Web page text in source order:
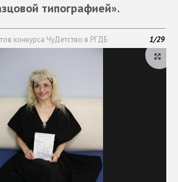
типографией».
конкурса ЧуДетство в РГДБ 1/29